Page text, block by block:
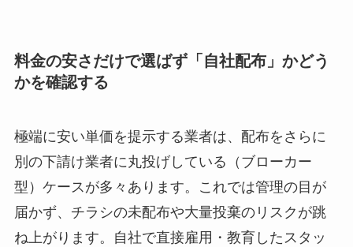
料金の安さだけで選ばず「自社配布」かどう
かを確認する
極端に安い単価を提示する業者は、配布をさらに
別の下請け業者に丸投げしている（ブローカー
型）ケースが多々あります。これでは管理の目が
届かず、チラシの未配布や大量投棄のリスクが跳
ね上がります。自社で直接雇用・教育したスタッ